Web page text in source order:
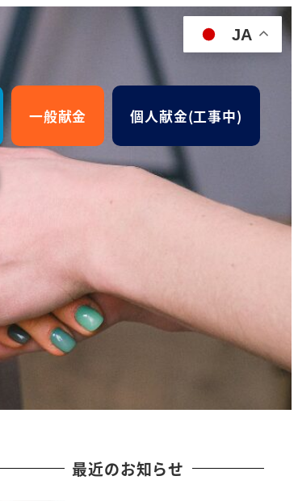
一般献金 個人献金(工事中)
最近のお知らせ
JA